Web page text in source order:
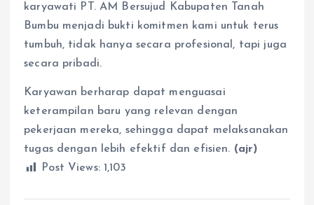
karyawati PT. AM Bersujud Kabupaten Tanah
Bumbu menjadi bukti komitmen kami untuk terus
tumbuh, tidak hanya secara profesional, tapi juga
secara pribadi.
Karyawan berharap dapat menguasai
keterampilan baru yang relevan dengan
pekerjaan mereka, sehingga dapat melaksanakan
tugas dengan lebih efektif dan efisien. (ajr)
Post Views: 1,103